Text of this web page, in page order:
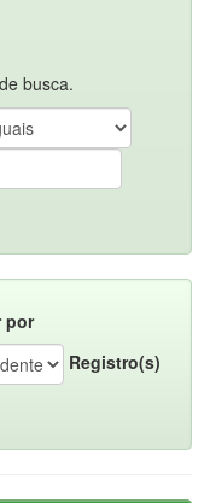
busca.
por
Registro(s)